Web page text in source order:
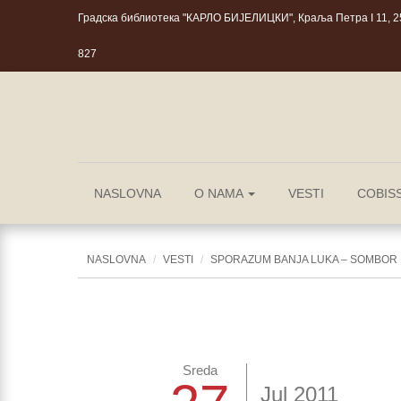
Градска библиотека "КАРЛО БИЈЕЛИЦКИ", Краља Петра I 11,
827
NASLOVNA O NAMA VESTI
NASLOVNA VESTI SPORAZUM BANJA LUKA – SOMBOR
Sreda
Jul 2011